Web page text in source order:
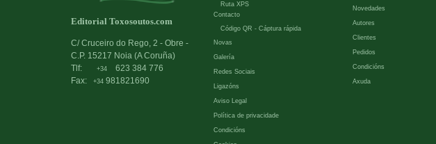
Editorial Toxosoutos.com
C/ Cruceiro do Rego, 2 - Obre -
C.P. 15217 Noia (A Coruña)
Tlf:
+34
623 384 776
Fax:
+34 981821690
Ruta XPS
Contacto
Código QR - Cáptura rápida
Novas
Galería
Redes Sociais
Ligazóns
Aviso Legal
Política de privacidade
Condicións
Novedades
Autores
Clientes
Pedidos
Condicións
Axuda